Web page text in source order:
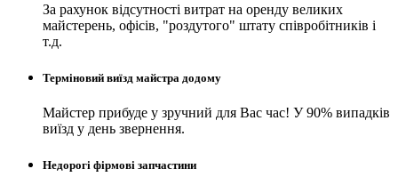
За рахунок відсутності витрат на оренду великих
майстерень, офісів, "роздутого" штату співробітників і
т.д.
Терміновий виїзд майстра додому
Майстер прибуде у зручний для Вас час! У 90% випадків
виїзд у день звернення.
Недорогі фірмові запчастини